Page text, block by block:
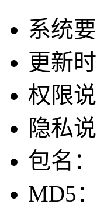
系统
更新
权限说
隐私说
包名
MD5